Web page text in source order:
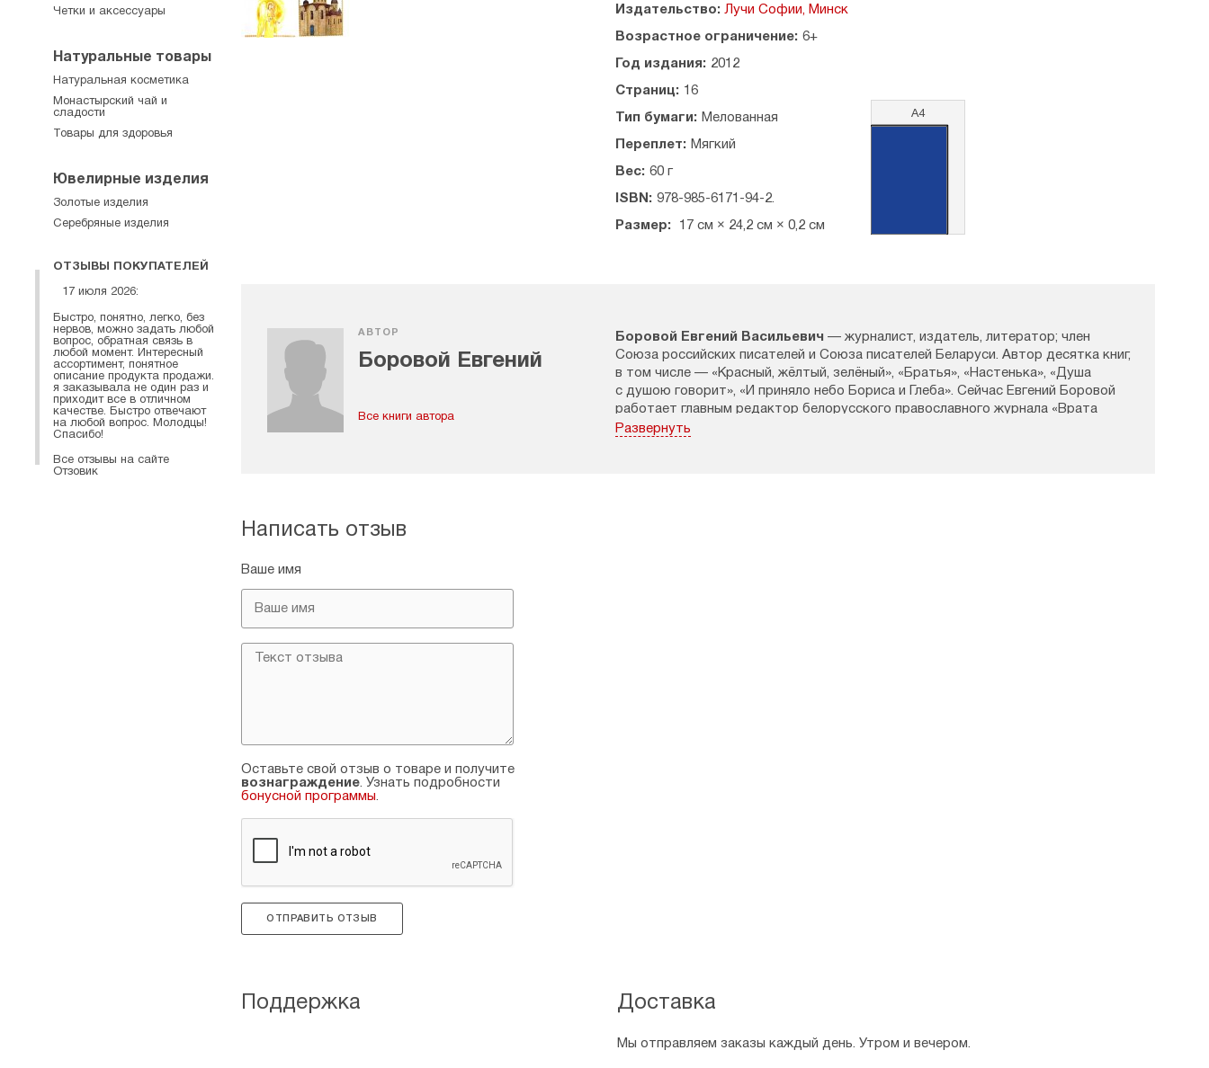
Издательство: Лучи Софии, Минск
Возрастное ограничение: 6+
Год издания: 2012
Страниц: 16
Тип бумаги: Мелованная
Переплет: Мягкий
Вес: 60 г
ISBN: 978-985-6171-94-2.
Размер: 17 см × 24,2 см × 0,2 см
А4
АВТОР
Боровой Евгений
Все книги автора
Боровой Евгений Васильевич — журналист, издатель, литератор; член
Союза российских писателей и Союза писателей Беларуси. Автор десятка книг,
в том числе — «Красный, жёлтый, зелёный», «Братья», «Настенька», «Душа
с душою говорит», «И приняло небо Бориса и Глеба». Сейчас Евгений Боровой
работает главным редактор белорусского православного журнала «Врата
Небесные».
Развернуть
Написать отзыв
Ваше имя
Оставьте свой отзыв о товаре и получите
вознаграждение. Узнать подробности
бонусной программы.
ОТПРАВИТЬ ОТЗЫВ
Поддержка Доставка
Мы отправляем заказы каждый день. Утром и вечером.
Четки и аксессуары
Натуральные товары
Натуральная косметика
Монастырский чай и
сладости
Товары для здоровья
Ювелирные изделия
Золотые изделия
Серебряные изделия
ОТЗЫВЫ ПОКУПАТЕЛЕЙ
17 июля 2026:
Быстро, понятно, легко, без
нервов, можно задать любой
вопрос, обратная связь в
любой момент. Интересный
ассортимент, понятное
описание продукта продажи.
я заказывала не один раз и
приходит все в отличном
качестве. Быстро отвечают
на любой вопрос. Молодцы!
Спасибо!
Все отзывы на сайте
Отзовик